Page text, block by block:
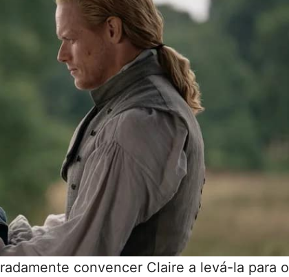
convencer Claire a levá-la para o